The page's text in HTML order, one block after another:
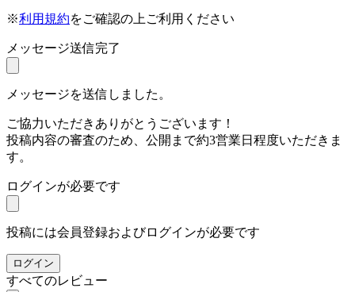
※利用規約をご確認の上ご利用ください
メッセージ送信完了
メッセージを送信しました。
ご協力いただきありがとうございます！
投稿内容の審査のため、公開まで約3営業日程度いただきま
す。
ログインが必要です
投稿には会員登録およびログインが必要です
ログイン
すべてのレビュー